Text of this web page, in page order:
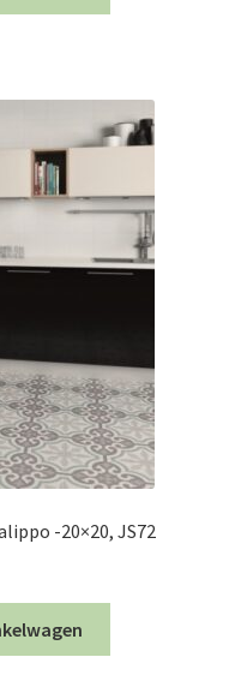
-20×20, JS72